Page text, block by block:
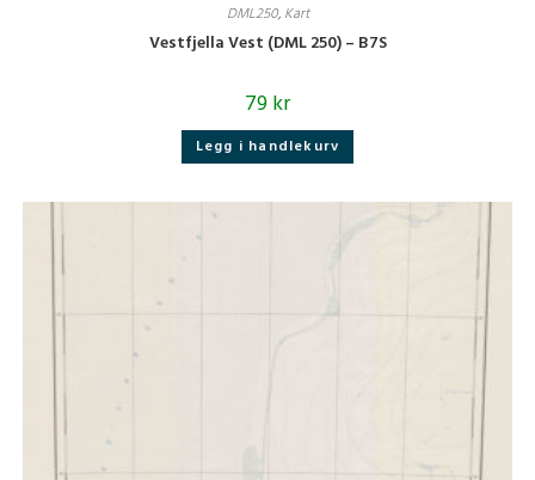
DML250, Kart
Vestfjella Vest (DML 250) – B7S
79kr
Legg i handlekurv